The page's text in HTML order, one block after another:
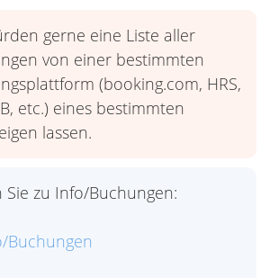
gerne eine Liste aller
von einer bestimmten
(booking.com, HRS,
etc.) eines bestimmten
lassen.
Sie zu Info/Buchungen:
Buchungen